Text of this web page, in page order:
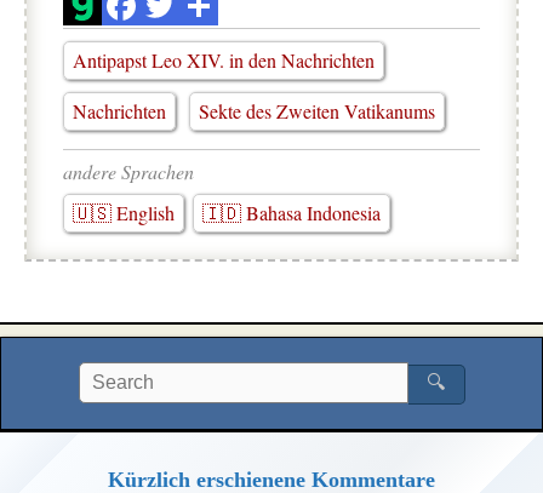
Antipapst Leo XIV. in den Nachrichten
Nachrichten
Sekte des Zweiten Vatikanums
andere Sprachen
🇺🇸 English
🇮🇩 Bahasa Indonesia
🔍
Kürzlich erschienene Kommentare